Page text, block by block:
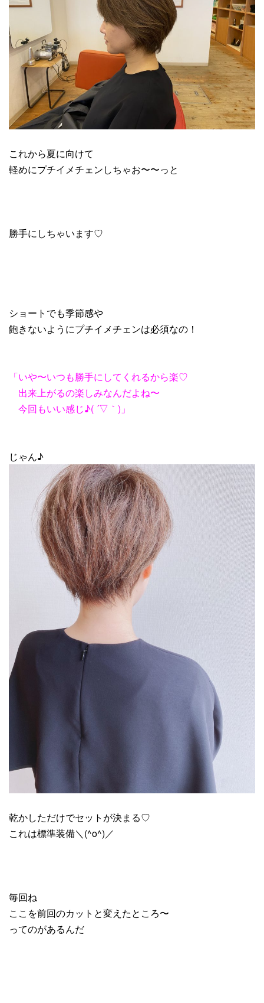
これから夏に向けて
軽めにプチイメチェンしちゃお〜〜っと
勝手にしちゃいます♡
ショートでも季節感や
飽きないようにプチイメチェンは必須なの！
「いや〜いつも勝手にしてくれるから楽♡
出来上がるの楽しみなんだよね〜
今回もいい感じ♪( ´▽｀)」
じゃん♪
乾かしただけでセットが決まる♡
これは標準装備＼(^o^)／
毎回ね
ここを前回のカットと変えたところ〜
ってのがあるんだ